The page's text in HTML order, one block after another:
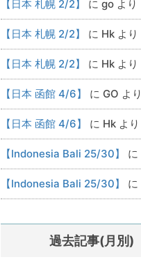
【日本 札幌 2/2】 に goより
【日本 札幌 2/2】 に Hkより
【日本 札幌 2/2】 に Hkより
【日本 函館 4/6】 に GO より
【日本 函館 4/6】 に Hkより
【Indonesia Bali 25/30】 に
【Indonesia Bali 25/30】 に
過去記事(月別)